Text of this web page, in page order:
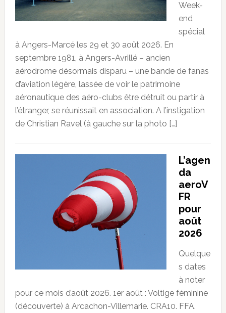
Week-
end
spécial
à Angers-Marcé les 29 et 30 août 2026. En
septembre 1981, à Angers-Avrillé – ancien
aérodrome désormais disparu – une bande de fanas
d’aviation légère, lassée de voir le patrimoine
aéronautique des aéro-clubs être détruit ou partir à
l’étranger, se réunissait en association. A l’instigation
de Christian Ravel (à gauche sur la photo […]
L’agen
da
aeroV
FR
pour
août
2026
Quelque
s dates
à noter
pour ce mois d’août 2026. 1er août : Voltige féminine
(découverte) à Arcachon-Villemarie. CRA10. FFA.